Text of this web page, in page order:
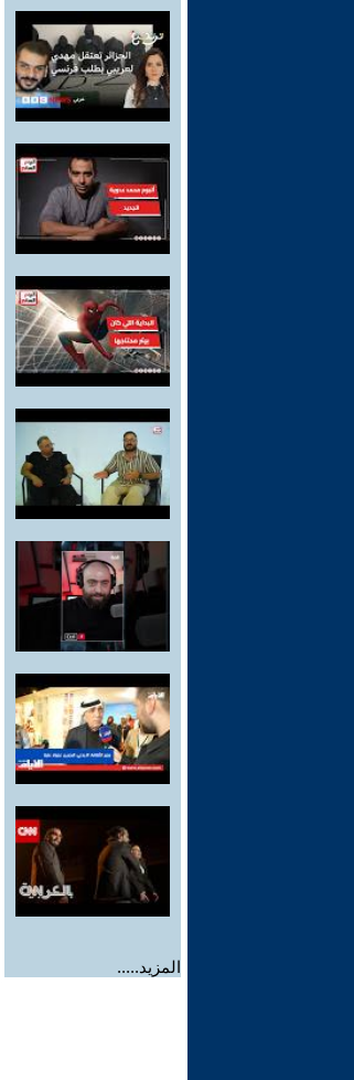
المزيد.....